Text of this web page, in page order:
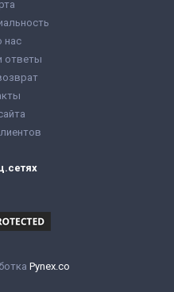
нас
ответы
Pynex.co